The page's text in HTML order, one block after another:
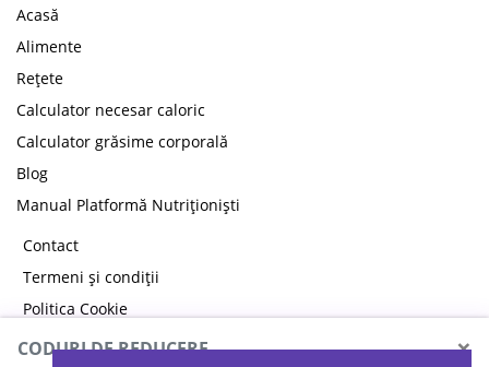
Acasă
Alimente
Rețete
Calculator necesar caloric
Calculator grăsime corporală
Blog
Manual Platformă Nutriționiști
Contact
Termeni și condiții
Politica Cookie
Politica de confidențialitate
CODURI DE REDUCERE ×